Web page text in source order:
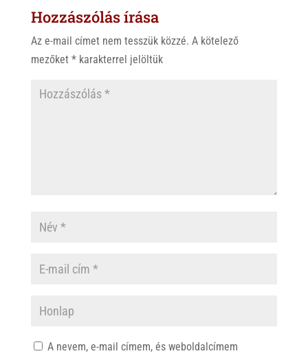
Hozzászólás írása
Az e-mail címet nem tesszük közzé. A kötelező
mezőket *karakterrel jelöltük
A nevem, e-mail címem, és weboldalcímem